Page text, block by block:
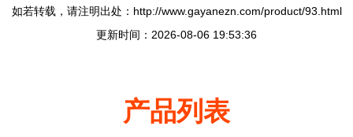
如若转载，请注明出处：http://www.gayanezn.com/product/93.html
更新时间：2026-08-06 19:53:36
产品列表